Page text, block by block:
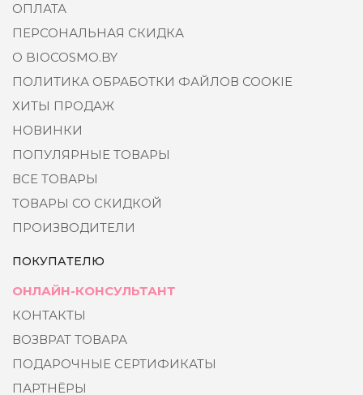
ОПЛАТА
ПЕРСОНАЛЬНАЯ СКИДКА
О BIOCOSMO.BY
ПОЛИТИКА ОБРАБОТКИ ФАЙЛОВ COOKIE
ХИТЫ ПРОДАЖ
НОВИНКИ
ПОПУЛЯРНЫЕ ТОВАРЫ
ВСЕ ТОВАРЫ
ТОВАРЫ СО СКИДКОЙ
ПРОИЗВОДИТЕЛИ
ПОКУПАТЕЛЮ
ОНЛАЙН-КОНСУЛЬТАНТ
КОНТАКТЫ
ВОЗВРАТ ТОВАРА
ПОДАРОЧНЫЕ СЕРТИФИКАТЫ
ПАРТНЁРЫ